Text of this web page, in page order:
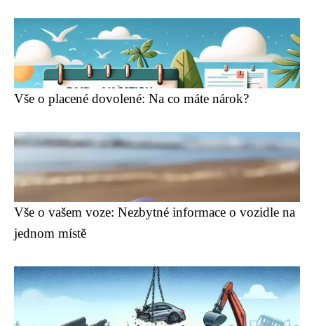
Vše o placené dovolené: Na co máte nárok?
Vše o vašem voze: Nezbytné informace o vozidle na
jednom místě